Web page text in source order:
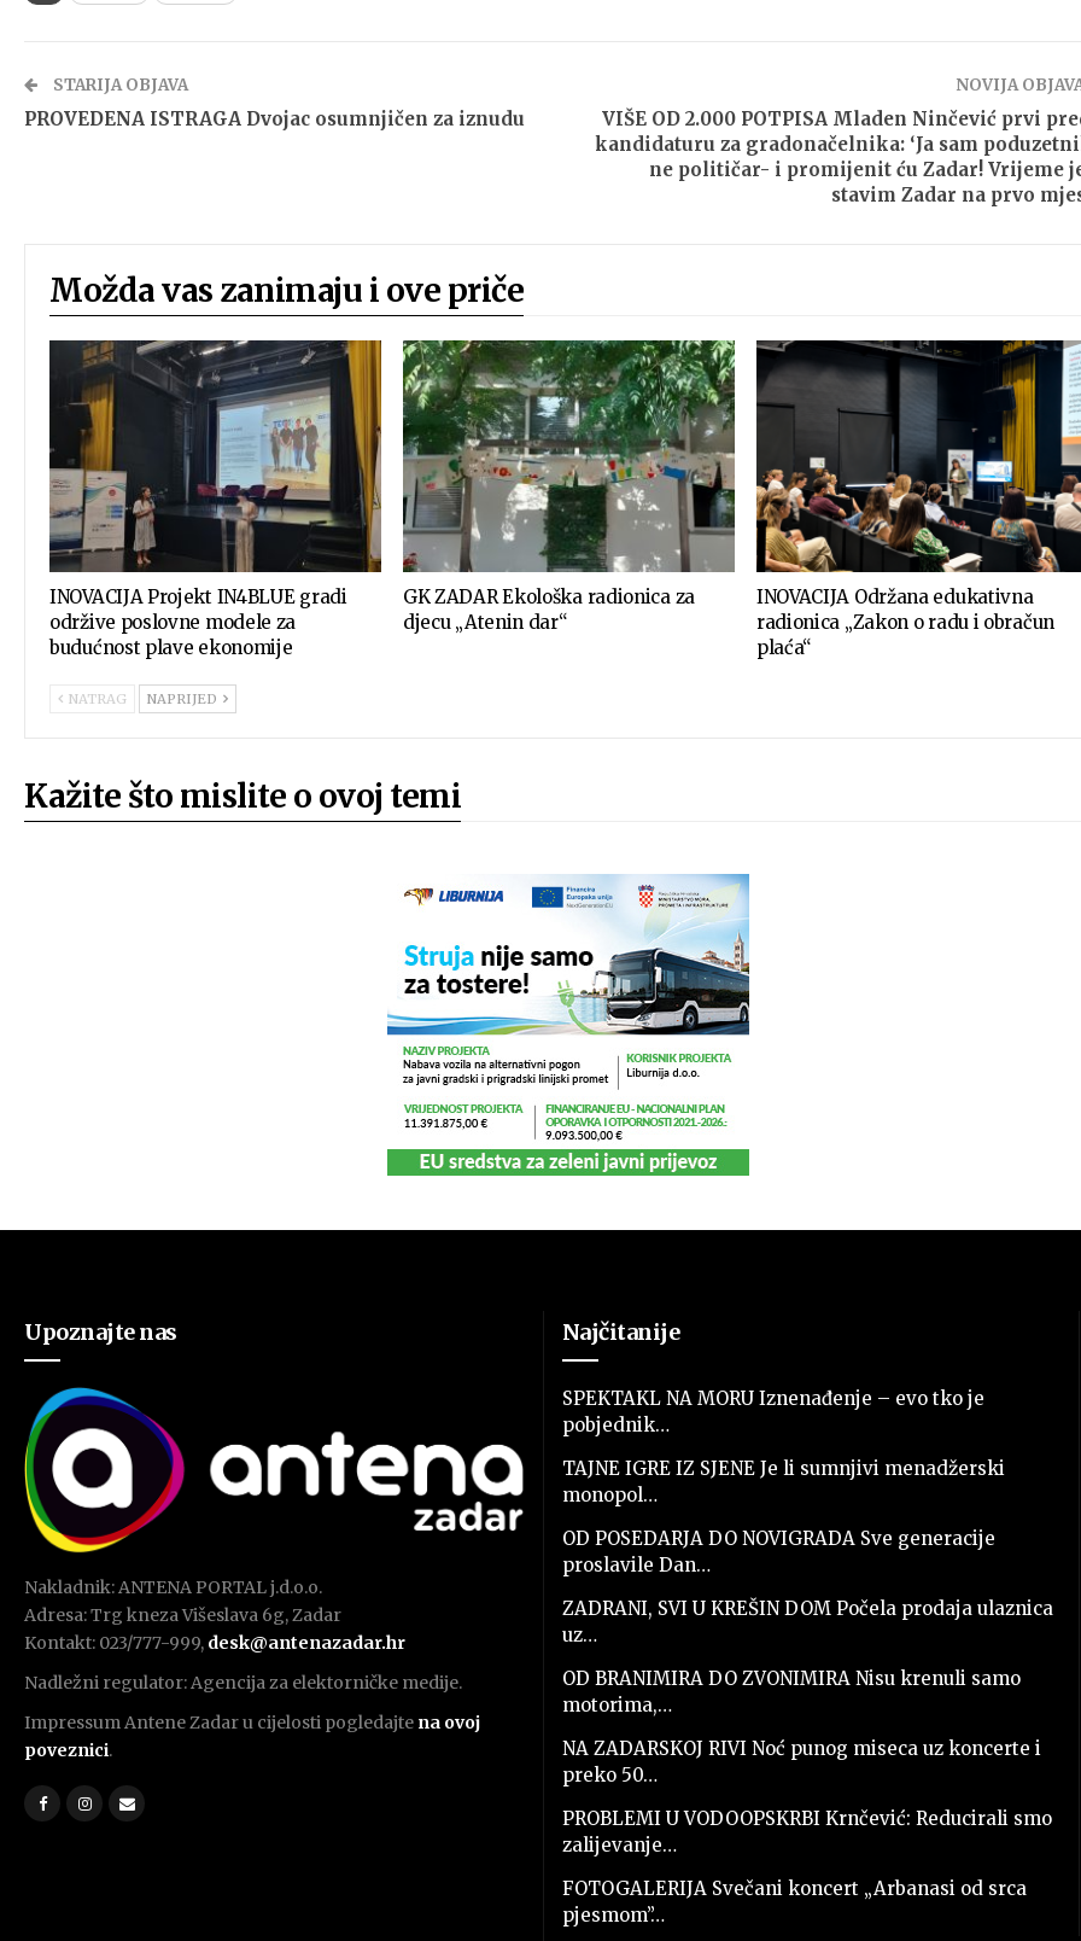
STARIJA OBJAVA
PROVEDENA ISTRAGA Dvojac osumnjičen za iznudu
NOVIJA
VIŠE OD 2.000 POTPISA Mladen Ninčević prvi
kandidaturu za gradonačelnika: ‘Ja sam
ne političar- i promijenit ću Zadar! Vrijeme
stavim Zadar na prvo
Možda vas zanimaju i ove priče
INOVACIJA Projekt IN4BLUE gradi
održive poslovne modele za
budućnost plave ekonomije
GK ZADAR Ekološka radionica za
djecu „Atenin dar“
INOVACIJA Održana edukativna
radionica „Zakon o radu i obračun
plaća“
NATRAG NAPRIJED
Kažite što mislite o ovoj temi
Upoznajte nas
Nakladnik: ANTENA PORTAL j.d.o.o.
Adresa: Trg kneza Višeslava 6g, Zadar
Kontakt: 023/777-999, desk@antenazadar.hr
Nadležni regulator: Agencija za elektorničke medije.
Impressum Antene Zadar u cijelosti pogledajte na ovoj
poveznici.
Najčitanije
SPEKTAKL NA MORU Iznenađenje – evo tko je
pobjednik…
TAJNE IGRE IZ SJENE Je li sumnjivi menadžerski
monopol…
OD POSEDARJA DO NOVIGRADA Sve generacije
proslavile Dan…
ZADRANI, SVI U KREŠIN DOM Počela prodaja ulaznica
uz…
OD BRANIMIRA DO ZVONIMIRA Nisu krenuli samo
motorima,…
NA ZADARSKOJ RIVI Noć punog miseca uz koncerte i
preko 50…
PROBLEMI U VODOOPSKRBI Krnčević: Reducirali smo
zalijevanje…
FOTOGALERIJA Svečani koncert „Arbanasi od srca
pjesmom”…